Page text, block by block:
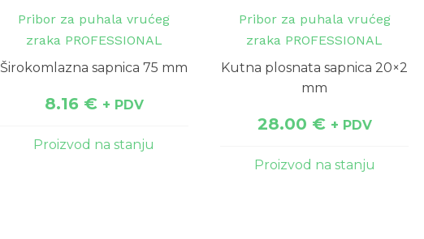
Pribor za puhala vrućeg
zraka PROFESSIONAL
Širokomlazna sapnica 75 mm
8.16 € + PDV
Proizvod na stanju
Pribor za puhala vrućeg
zraka PROFESSIONAL
Kutna plosnata sapnica 20×2
mm
28.00 € + PDV
Proizvod na stanju